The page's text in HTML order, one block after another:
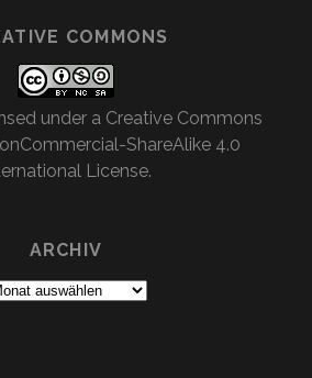
COMMONS
under a Creative Commons
ShareAlike 4.0
License.
ARCHIV